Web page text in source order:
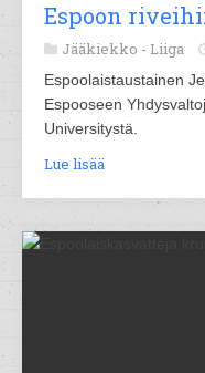
Espoon
Jääkiekko - Liiga
Espoolaistaustainen
Espooseen
Universitystä.
Lue lisää